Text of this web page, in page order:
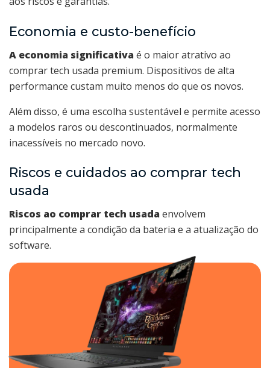
Economia e custo-benefício
A economia significativa é o maior atrativo ao
comprar tech usada premium. Dispositivos de alta
performance custam muito menos do que os novos.
Além disso, é uma escolha sustentável e permite acesso
a modelos raros ou descontinuados, normalmente
inacessíveis no mercado novo.
Riscos e cuidados ao comprar tech
usada
Riscos ao comprar tech usada envolvem
principalmente a condição da bateria e a atualização do
software.